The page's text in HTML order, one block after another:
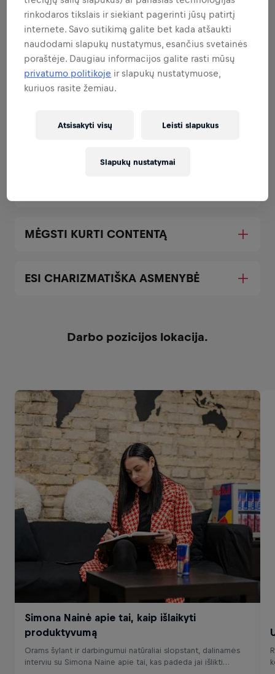
Visos atsakomybės, kurias tau patikėsime.
GAUDAISI GYVENIME
MĖGSTI KURTI CONTENTĄ
ESI CHARIZMATIŠKA ASMENYBĖ
Darbo pozicijos lokacija.
rinkodaros tikslais ir siekiant pagerinti jūsų patirtį
internete. Savo sutikimą galite bet kada atšaukti
naudodami slapukų nustatymus, esančius svetainės
poraštėje. Daugiau informacijos galite rasti mūsų
privatumo politikoje ir slapukų nustatymuose,
kuriuos rasite žemiau.
Atsisakyti visų Leisti slapukus
Slapukų nustatymai